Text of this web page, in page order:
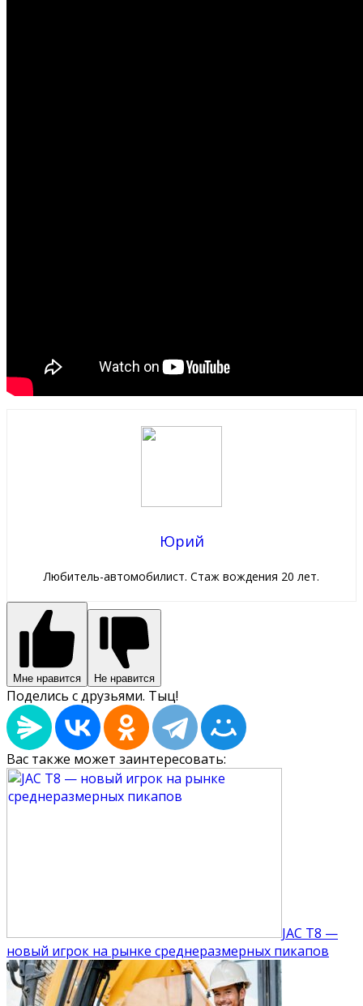
Юрий
Любитель-автомобилист. Стаж вождения 20 лет.
Мне нравится Не нравится
Поделись с друзьями. Тыц!
Вас также может заинтересовать:
JAC T8 —
новый игрок на рынке среднеразмерных пикапов